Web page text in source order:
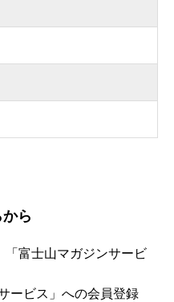
ら
富士山マガジンサービ
ービス」への会員登録